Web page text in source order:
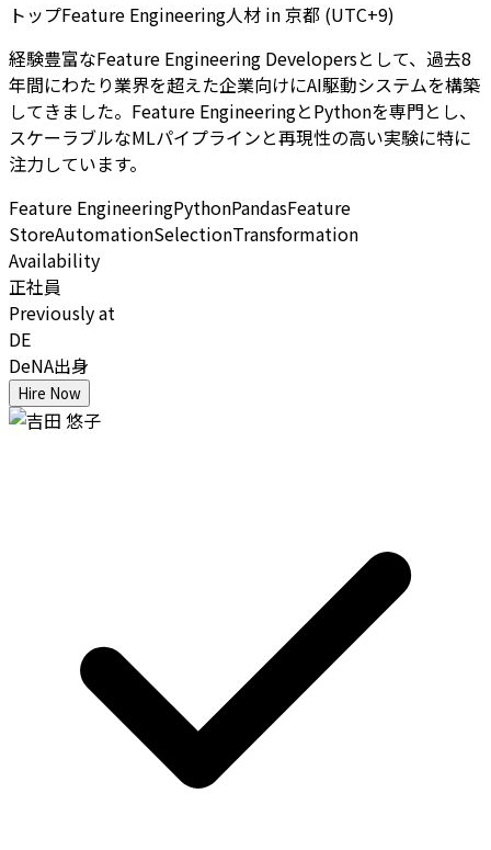
トップFeature Engineering人材 in京都 (UTC+9)
経験豊富なFeature Engineering Developersとして、過去8
年間にわたり業界を超えた企業向けにAI駆動システムを構築
してきました。Feature EngineeringとPythonを専門とし、
スケーラブルなMLパイプラインと再現性の高い実験に特に
注力しています。
Feature EngineeringPythonPandasFeature
StoreAutomationSelectionTransformation
Availability
正社員
Previously at
DE
DeNA出身
Hire Now